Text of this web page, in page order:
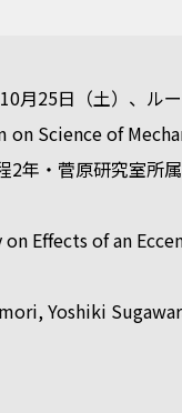
月25日（土）、ル
Science of
2年・菅原研究室所
on Effects of an
Yoshiki